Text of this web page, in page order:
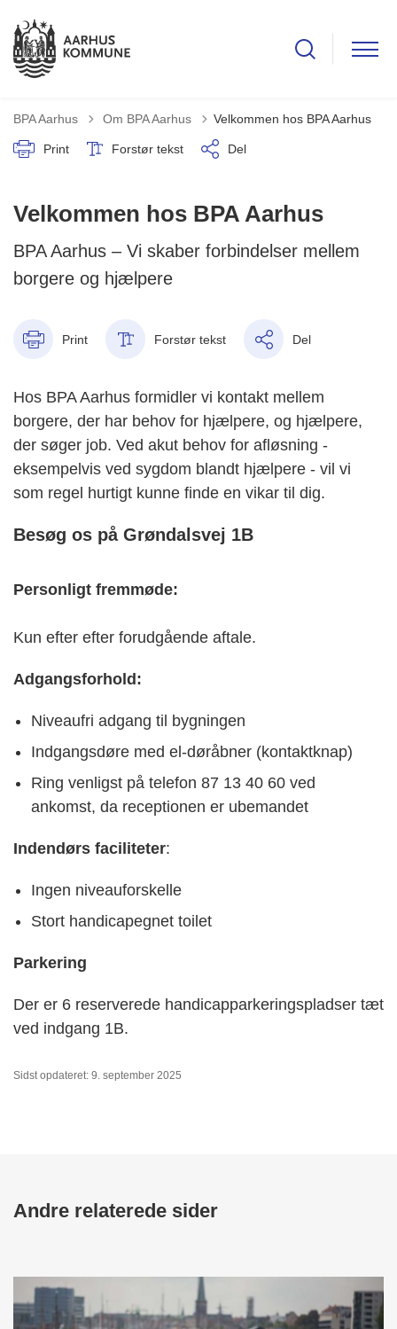
BPA Aarhus Tilbage til
Om BPA Aarhus Velkommen hos BPA Aarhus
Print Forstør tekst Del
Velkommen hos BPA Aarhus
BPA Aarhus – Vi skaber forbindelser mellem
borgere og hjælpere
Print Forstør tekst Del
Hos BPA Aarhus formidler vi kontakt mellem
borgere, der har behov for hjælpere, og hjælpere,
der søger job. Ved akut behov for afløsning -
eksempelvis ved sygdom blandt hjælpere - vil vi
som regel hurtigt kunne finde en vikar til dig.
Besøg os på Grøndalsvej 1B
Personligt fremmøde:
Kun efter efter forudgående aftale.
Adgangsforhold:
Niveaufri adgang til bygningen
Indgangsdøre med el-døråbner (kontaktknap)
Ring venligst på telefon 87 13 40 60 ved
ankomst, da receptionen er ubemandet
Indendørs faciliteter:
Ingen niveauforskelle
Stort handicapegnet toilet
Parkering
Der er 6 reserverede handicapparkeringspladser tæt
ved indgang 1B.
Sidst opdateret: 9. september 2025
Andre relaterede sider